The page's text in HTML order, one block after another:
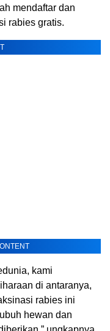
mendaftar dan
rabies gratis.
kami
di antaranya,
rabies ini
hewan dan